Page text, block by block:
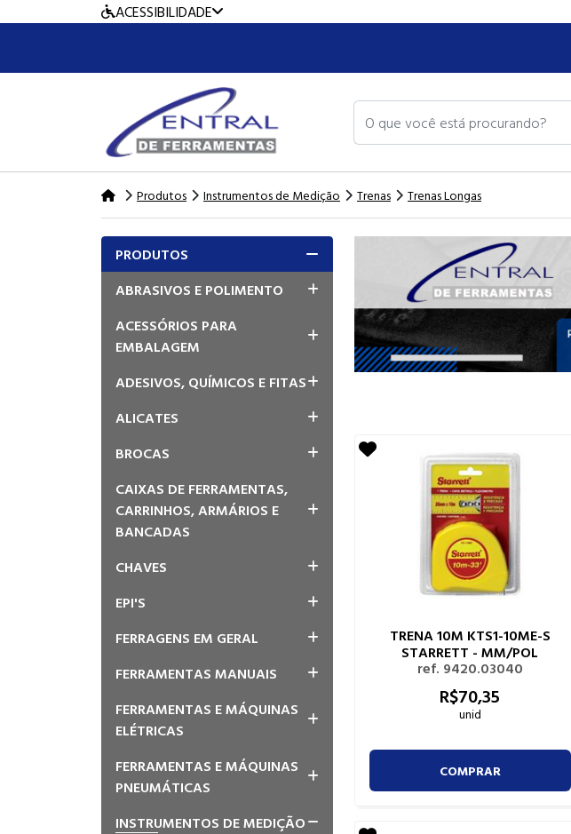
ACESSIBILIDADE
O que você está procurando?
Produtos Instrumentos de Medição Trenas Trenas Longas
PRODUTOS
ABRASIVOS E POLIMENTO
ACESSÓRIOS PARA
EMBALAGEM
ADESIVOS, QUÍMICOS E FITAS
ALICATES
BROCAS
CAIXAS DE FERRAMENTAS,
CARRINHOS, ARMÁRIOS E
BANCADAS
CHAVES
EPI'S
FERRAGENS EM GERAL
FERRAMENTAS MANUAIS
FERRAMENTAS E MÁQUINAS
ELÉTRICAS
FERRAMENTAS E MÁQUINAS
PNEUMÁTICAS
INSTRUMENTOS DE MEDIÇÃO
TRENA 10M KTS1-10ME-S
STARRETT - MM/POL
ref. 9420.03040
R$70,35
unid
COMPRAR